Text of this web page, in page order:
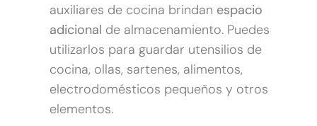
auxiliares de cocina brindan espacio
adicional de almacenamiento. Puedes
utilizarlos para guardar utensilios de
cocina, ollas, sartenes, alimentos,
electrodomésticos pequeños y otros
elementos.